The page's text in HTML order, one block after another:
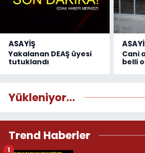
ASAYİŞ
Yakalanan DEAŞ üyesi
tutuklandı
Cani
belli
Yükleniyor...
Trend Haberler
1